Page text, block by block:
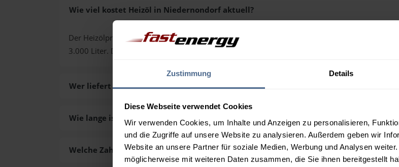
Zustimmung Details
Diese Webseite verwendet Cookies
Wir verwenden Cookies, um Inhalte und Anzeigen zu personalisieren,
und die Zugriffe auf unsere Website zu analysieren. Außerdem geben wir
Website an unsere Partner für soziale Medien, Werbung und Analysen
möglicherweise mit weiteren Daten zusammen, die Sie ihnen bereitgestellt
Wie viel kostet Heizöl in Niedernondorf aktuell?
Der Heizölpreis in Niedernondorf (PLZ 3531) liegt aktuell bei
inklusive
3.000 Liter. Den exakten Preis für Ihre Wunschmenge erhalten Sie über unseren
Wer liefert das Heizöl in Niedernondorf aus?
Wie lange ist die Lieferzeit des Heizöls in Niedernondorf?
Welche Zahlungsarten gibt es?